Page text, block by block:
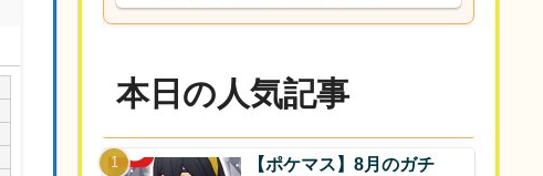
本日の人気記事
【ポケマス】8月のガチ